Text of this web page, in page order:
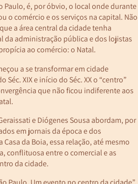
Paulo, é, por óbvio, o local onde durante
o comércio e os serviços na capital. Não
a área central da cidade tenha
da administração pública e dos lojistas
ao comércio: o Natal.
a se transformar em cidade
XIX e início do Séc. XX o “centro”
que não ficou indiferente aos
e Diógenes Sousa abordam, por
em jornais da época e dos
da Boia, essa relação, até mesmo
conflituosa entre o comercial e as
da cidade.